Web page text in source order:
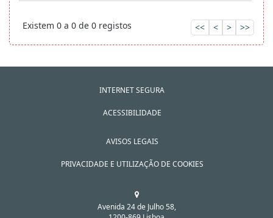
Existem 0 a 0 de 0 registos << < > >>
INTERNET SEGURA
ACESSIBILIDADE
AVISOS LEGAIS
PRIVACIDADE E UTILIZAÇÃO DE COOKIES
Avenida 24 de Julho 58,